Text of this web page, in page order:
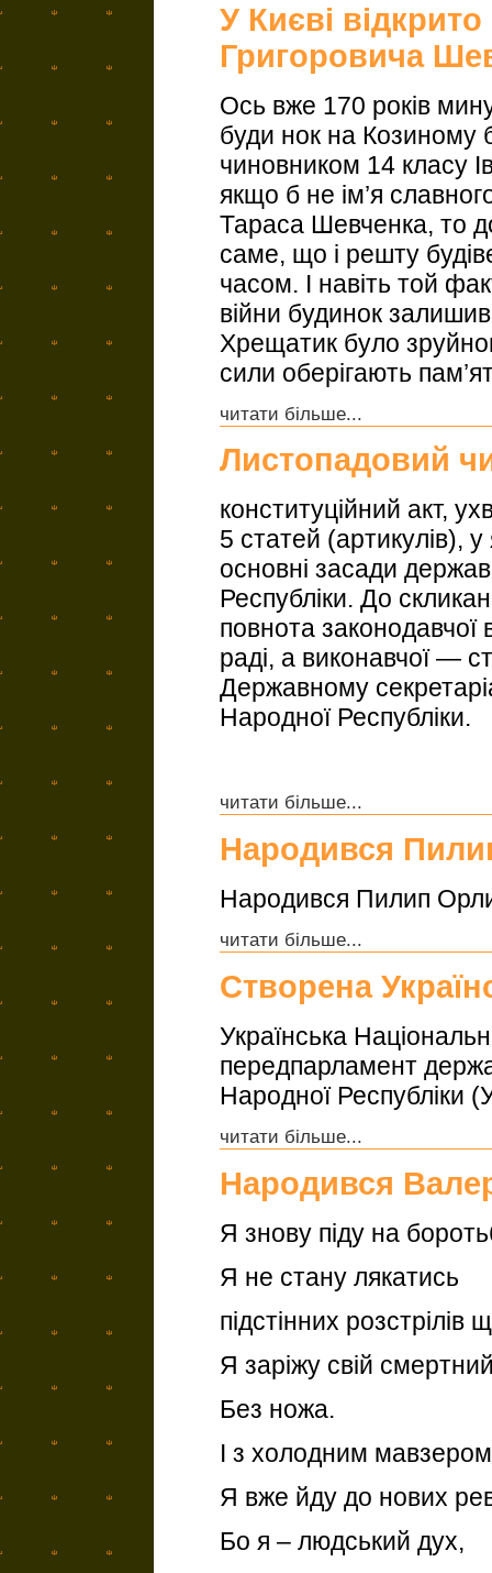
У Києві
Григоровича
Ось вже 170 років
буди нок на Козиному
чиновником 14 класу
якщо б не ім’я
Тараса Шевченка, то
саме, що і решту
часом. І навіть той
війни будинок
Хрещатик було
сили оберігають
читати більше...
Листопадовий
конституційний акт,
5 статей (артикулів),
основні засади
Республіки. До
повнота
раді, а виконавчої —
Державному
Народної Республіки.
читати більше...
Народився
Народився Пилип
читати більше...
Створена
Українська
передпарламент
Народної Республіки
читати більше...
Народився
Я знову піду на
Я не стану лякатись
підстінних розстрілів
Я заріжу свій
Без ножа.
І з холодним мавзером
Я вже йду до нових
Бо я – людський дух,